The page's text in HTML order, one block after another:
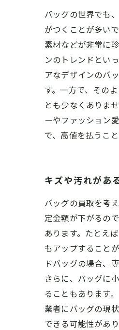
バッグの世界でも
がつくことが多い
素材などが非常に
ンのトレンドとい
アなデザインのバ
す。一方で、その
とも少なくありま
ーやファッション
で、高値を払うこ
キズや汚れがあ
バッグの買取を考
定金額が下がるの
あります。たとえ
もアップすること
ドバッグの場合、
さらに、バッグに
ることもあります
業者にバッグの現
できる可能性があり